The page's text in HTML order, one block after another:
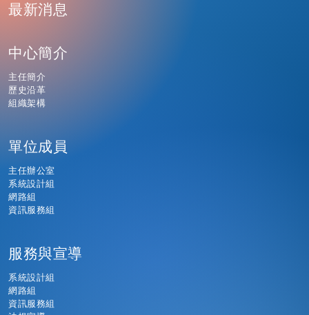
最新消息
中心簡介
主任簡介
歷史沿革
組織架構
單位成員
主任辦公室
系統設計組
網路組
資訊服務組
服務與宣導
系統設計組
網路組
資訊服務組